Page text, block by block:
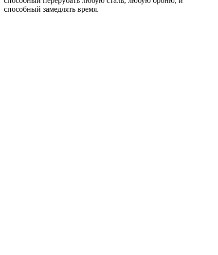
способный замедлять время.